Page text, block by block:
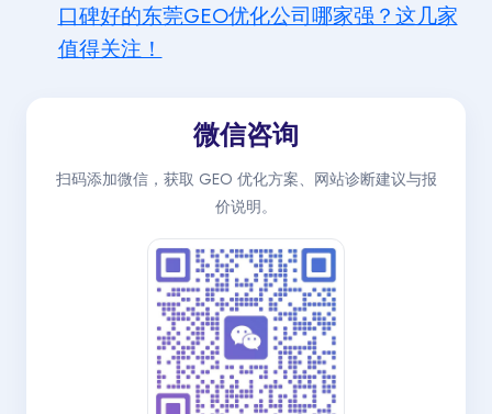
口碑好的东莞GEO优化公司哪家强？这几家
值得关注！
微信咨询
扫码添加微信，获取 GEO 优化方案、网站诊断建议与报
价说明。